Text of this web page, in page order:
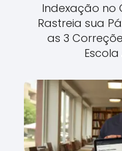
Indexação no
Rastreia sua
as 3